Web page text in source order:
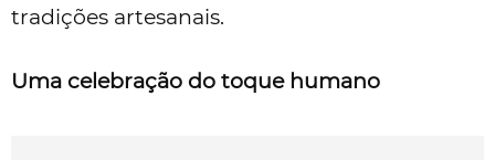
tradições artesanais.
Uma celebração do toque humano